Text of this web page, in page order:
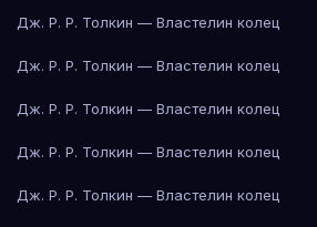
Дж. Р. Р. Толкин — Властелин колец
Дж. Р. Р. Толкин — Властелин колец
Дж. Р. Р. Толкин — Властелин колец
Дж. Р. Р. Толкин — Властелин колец
Дж. Р. Р. Толкин — Властелин колец